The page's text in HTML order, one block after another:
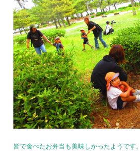
皆で食べたお弁当も美味しかったようです。